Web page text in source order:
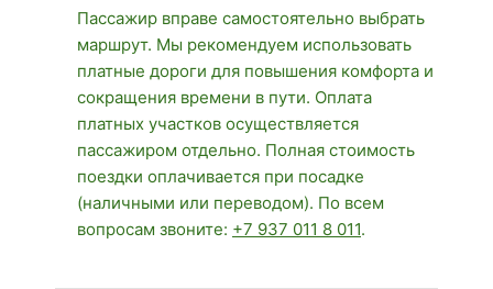
Пассажир вправе самостоятельно выбрать
маршрут. Мы рекомендуем использовать
платные дороги для повышения комфорта и
сокращения времени в пути. Оплата
платных участков осуществляется
пассажиром отдельно. Полная стоимость
поездки оплачивается при посадке
(наличными или переводом). По всем
вопросам звоните: +7 937 011 8 011.